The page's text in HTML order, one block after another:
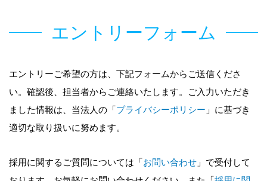
エントリーフォーム
エントリーご希望の方は、下記フォームからご送信くださ
い。確認後、担当者からご連絡いたします。ご入力いただき
ました情報は、当法人の「プライバシーポリシー 」に基づき
適切な取り扱いに努めます。
採用に関するご質問については「お問い合わせ 」で受付して